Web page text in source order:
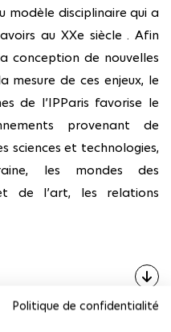
Politique de confidentialité
modèle disciplinaire qui a
au XXe siècle . Afin
conception de nouvelles
mesure de ces enjeux, le
de l’IPParis favorise le
provenant de
sciences et technologies,
les mondes des
de l’art, les relations